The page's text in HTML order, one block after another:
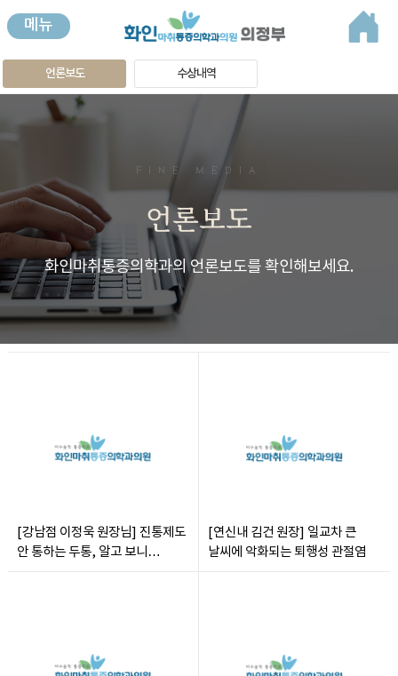
메뉴
언론보도 수상내역
FINE MEDIA
언론보도
화인마취통증의학과의 언론보도를 확인해보세요.
[강남점 이정욱 원장님] 진통제도
안 통하는 두통, 알고 보니
[연신내 김건 원장] 일교차 큰
날씨에 악화되는 퇴행성 관절염